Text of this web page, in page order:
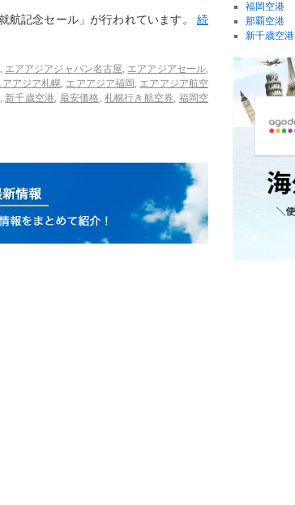
航記念セール」が行われています。 続
, エアアジアジャパン名古屋, エアアジアセール,
アアジア札幌, エアアジア福岡 , エアアジア航空
, 新千歳空港, 最安価格 , 札幌行き航空券, 福岡空
福岡空港
那覇空港
新千歳空港